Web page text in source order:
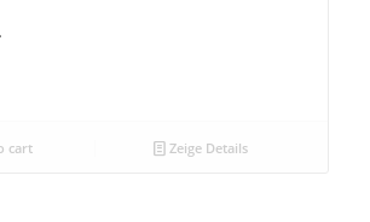
cart Zeige Details